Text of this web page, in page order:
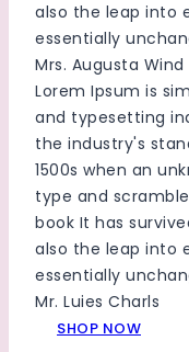
also the leap into
essentially
Mrs. Augusta Wind
Lorem Ipsum is
and typesetting
the industry's
1500s when an
type and
book It has
also the leap into
essentially
Mr. Luies Charls
SHOP NOW